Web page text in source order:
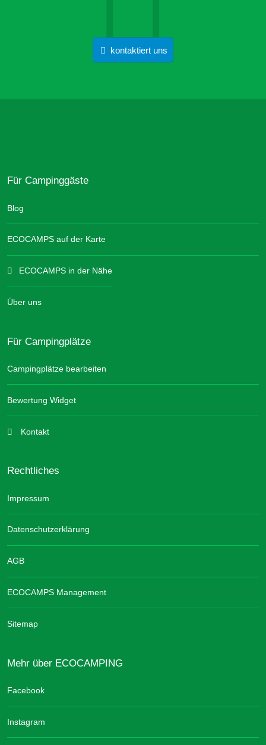
kontaktiert uns
Für Campinggäste
Blog
ECOCAMPS auf der Karte
ECOCAMPS in der Nähe
Über uns
Für Campingplätze
Campingplätze bearbeiten
Bewertung Widget
Kontakt
Rechtliches
Impressum
Datenschutzerklärung
AGB
ECOCAMPS Management
Sitemap
Mehr über ECOCAMPING
Facebook
Instagram